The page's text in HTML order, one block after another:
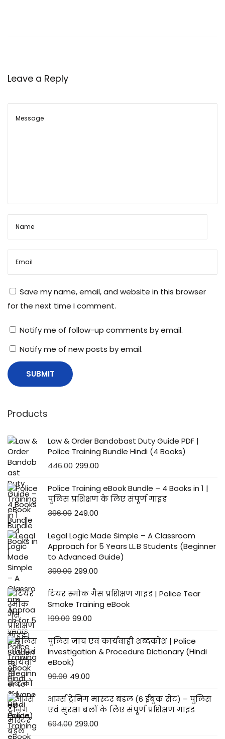
प
ना
Leave a Reply
Save my name, email, and website in this browser
for the next time I comment.
Notify me of follow-up comments by email.
Notify me of new posts by email.
Products
Law & Order Bandobast Duty Guide PDF |
Police Training Bundle Hindi (4 Books)
446.00 299.00
Police Training eBook Bundle – 4 Books in 1 |
पुलिस प्रशिक्षण के लिए संपूर्ण गाइड
396.00 249.00
Legal Logic Made Simple – A Classroom
Approach for 5 Years LL.B Students (Beginner
to Advanced Guide)
399.00 299.00
टियर स्मोक गैस प्रशिक्षण गाइड | Police Tear
Smoke Training eBook
199.00 99.00
पुलिस जांच एवं कार्यवाही शब्दकोश | Police
Investigation & Procedure Dictionary (Hindi
eBook)
99.00 49.00
आर्म्स ट्रेनिंग मास्टर बंडल (6 ईबुक सेट) – पुलिस
एवं सुरक्षा बलों के लिए संपूर्ण प्रशिक्षण गाइड
694.00 299.00